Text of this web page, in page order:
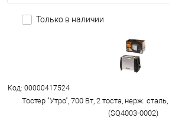
Только в наличии
Код: 00000417524
Тостер "Утро", 700 Вт, 2 тоста, нерж.
(SQ4003-0002)